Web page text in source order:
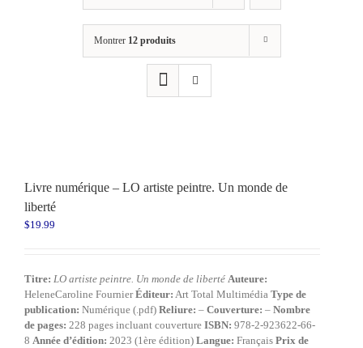
Montrer 12 produits
Livre numérique – LO artiste peintre. Un monde de
liberté
$19.99
Titre: LO artiste peintre. Un monde de liberté Auteure:
HeleneCaroline FournierÉditeur: Art Total Multimédia Type de
publication: Numérique (.pdf) Reliure: – Couverture: – Nombre
de pages: 228 pages incluant couverture ISBN: 978-2-923622-66-
8 Année d’édition: 2023 (1ère édition) Langue: Français Prix de